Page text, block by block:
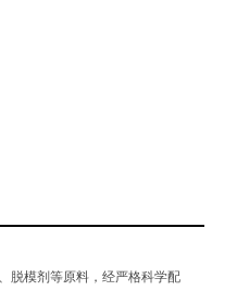
脱模剂等原料，经严格科学配